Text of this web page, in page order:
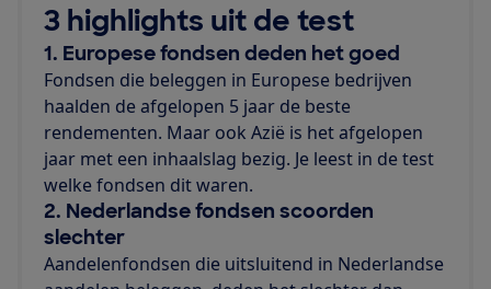
3 highlights uit de test
1. Europese fondsen deden het goed
Fondsen die beleggen in Europese bedrijven
haalden de afgelopen 5 jaar de beste
rendementen. Maar ook Azië is het afgelopen
jaar met een inhaalslag bezig. Je leest in de test
welke fondsen dit waren.
2. Nederlandse fondsen scoorden
slechter
Aandelenfondsen die uitsluitend in Nederlandse